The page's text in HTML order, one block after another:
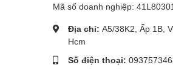
Mã số doanh nghiệp:
Địa chỉ: A5/38K2, Ấp 1B,
Hcm
Số điện thoại: